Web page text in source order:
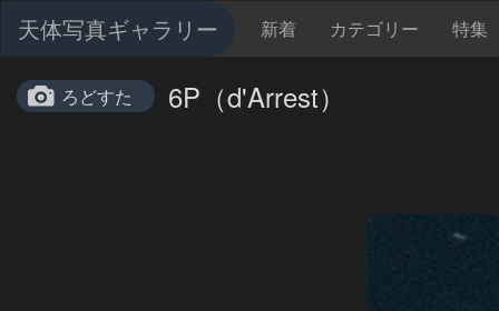
天体写真ギャラリー 新着 カテゴリー 特集
ろどすた 6P（d'Arrest）